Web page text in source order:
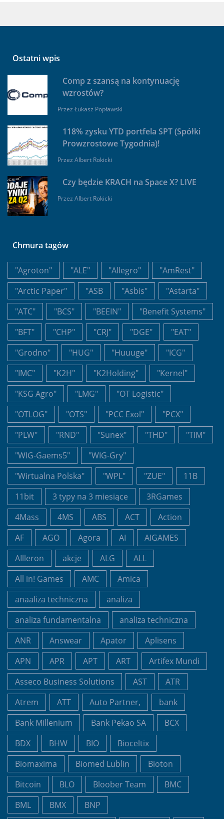
Ostatni wpis
Comp z szansą na kontynuację
wzrostów?
Przez Łukasz Popławski
118% zysku YTD portfela SPT (Spółki
Prowzrostowe Tygodnia)!
Przez Albert Rokicki
Czy będzie KRACH na Space X? LIVE
Przez Albert Rokicki
Chmura tagów
"Agroton" "ALE" "Allegro"
"AmRest"
"Arctic Paper"
"ASB "Asbis"
"Astarta"
"ATC"
"BCS" "BEEIN"
"Benefit Systems"
"BFT"
"CHP" "CRJ" "DGE"
"EAT"
"Grodno"
"HUG" "Huuuge"
"ICG"
"IMC"
"K2H" "K2Holding"
"Kernel"
"KSG Agro"
"LMG"
"OT Logistic"
"OTLOG"
"OTS" "PCC Exol"
"PCX"
"PLW"
"RND" "Sunex" "THD"
"TIM"
"WIG-Gaems5"
"WIG-Gry"
"Wirtualna Polska"
"WPL" "ZUE"
11B
11bit
3 typy na 3 miesiące
3RGames
4Mass
4MS ABS ACT
Action
AF
AGO Agora AI
AIGAMES
AIlleron
akcje ALG
ALL
All in! Games
AMC
Amica
anaaliza techniczna
analiza
analiza fundamentalna
analiza techniczna
ANR
Answear Apator
Aplisens
APN
APR APT ART
Artifex Mundi
Asseco Business Solutions
AST
ATR
Atrem
ATT Auto Partner,
bank
Bank Millenium
Bank Pekao SA
BCX
BDX
BHW BIO
Bioceltix
Biomaxima
Biomed Lublin
Bioton
Bitcoin
BLO Bloober Team
BMC
BML
BMX
BNP